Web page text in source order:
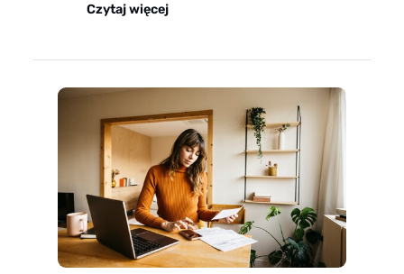
Czytaj więcej